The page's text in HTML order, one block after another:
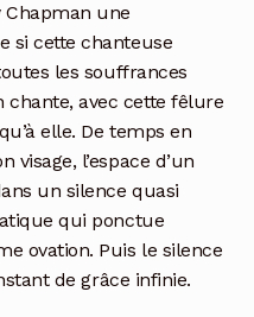
Chapman une
si cette chanteuse
les souffrances
chante, avec cette fêlure
elle. De temps en
l’espace d’un
un silence quasi
qui ponctue
ovation. Puis le silence
de grâce infinie.